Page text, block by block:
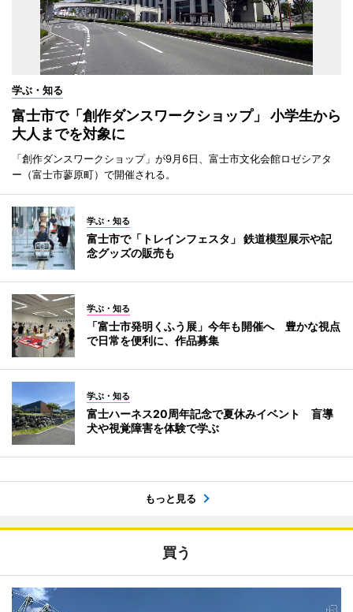
学ぶ・知る
富士市で「創作ダンスワークショップ」 小学生から
大人までを対象に
「創作ダンスワークショップ」が9月6日、富士市文化会館ロゼシアタ
ー（富士市蓼原町）で開催される。
学ぶ・知る
富士市で「トレインフェスタ」 鉄道模型展示や記
念グッズの販売も
学ぶ・知る
「富士市発明くふう展」今年も開催へ 豊かな視点
で日常を便利に、作品募集
学ぶ・知る
富士ハーネス20周年記念で夏休みイベント 盲導
犬や視覚障害を体験で学ぶ
もっと見る
買う